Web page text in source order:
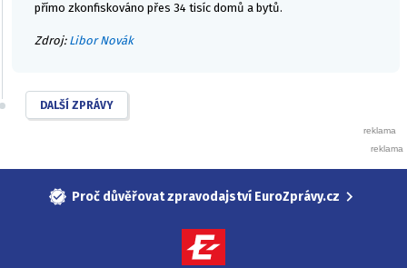
přímo zkonfiskováno přes 34 tisíc domů a bytů.
Zdroj: Libor Novák
DALŠÍ ZPRÁVY
Proč důvěřovat zpravodajství EuroZprávy.cz